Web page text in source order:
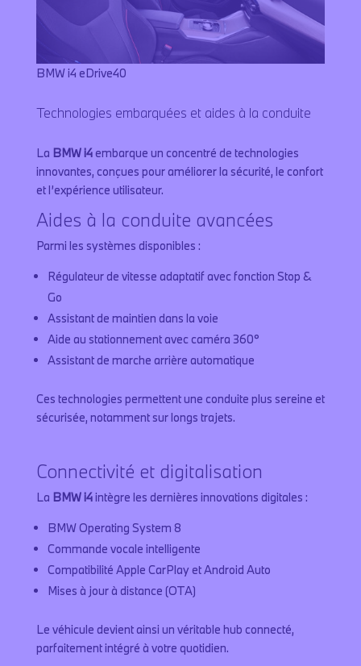
BMW i4 eDrive40
Technologies embarquées et aides à la conduite
La BMW i4embarque un concentré de technologies
innovantes, conçues pour améliorer la sécurité, le confort
et l’expérience utilisateur.
Aides à la conduite avancées
Parmi les systèmes disponibles :
Régulateur de vitesse adaptatif avec fonction Stop &
Go
Assistant de maintien dans la voie
Aide au stationnement avec caméra 360°
Assistant de marche arrière automatique
Ces technologies permettent une conduite plus sereine et
sécurisée, notamment sur longs trajets.
Connectivité et digitalisation
La BMW i4intègre les dernières innovations digitales :
BMW Operating System 8
Commande vocale intelligente
Compatibilité Apple CarPlay et Android Auto
Mises à jour à distance (OTA)
Le véhicule devient ainsi un véritable hub connecté,
parfaitement intégré à votre quotidien.